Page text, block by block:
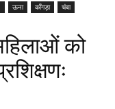
ऊना काँगड़ा
चंबा
को